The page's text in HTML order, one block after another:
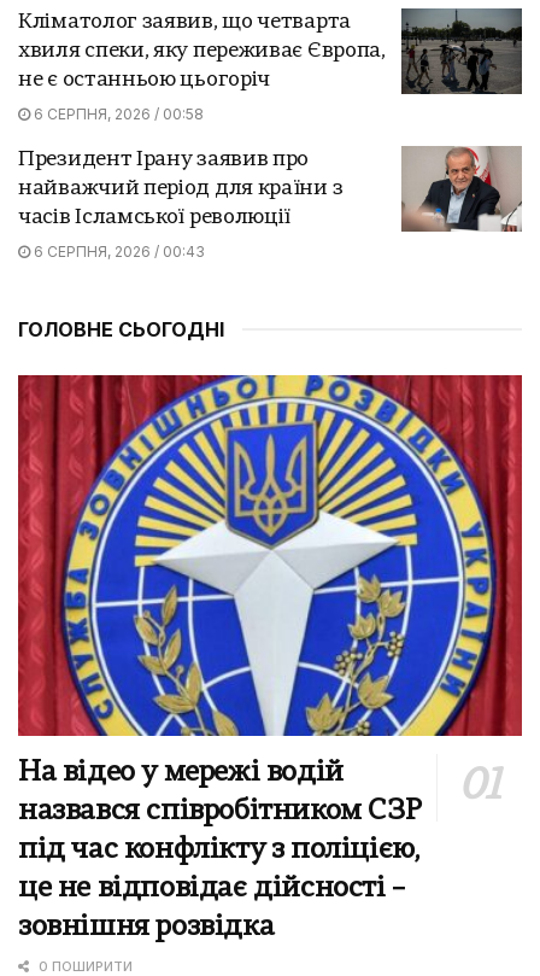
Кліматолог заявив, що четварта
хвиля спеки, яку переживає Європа,
не є останньою цьогоріч
6 СЕРПНЯ, 2026 / 00:58
Президент Ірану заявив про
найважчий період для країни з
часів Ісламської революції
6 СЕРПНЯ, 2026 / 00:43
ГОЛОВНЕ СЬОГОДНІ
На відео у мережі водій
назвався співробітником СЗР
під час конфлікту з поліцією,
це не відповідає дійсності –
зовнішня розвідка
0 ПОШИРИТИ